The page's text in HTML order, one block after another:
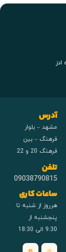
آدرس
مشهد – بلوار
فرهنگ – بین
فرهنگ 20 و 22
تلفن
09038790815
ساعات کاری
هرروز از شنبه تا
پنجشنبه از
9:30 الی 18:30